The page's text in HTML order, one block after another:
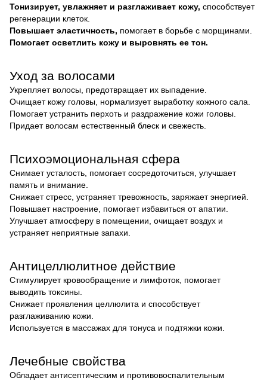
Тонизирует, увлажняет и разглаживает кожу, способствует
регенерации клеток.
Повышает эластичность, помогает в борьбе с морщинами.
Помогает осветлить кожу и выровнять ее тон.
Уход за волосами
Укрепляет волосы, предотвращает их выпадение.
Очищает кожу головы, нормализует выработку кожного сала.
Помогает устранить перхоть и раздражение кожи головы.
Придает волосам естественный блеск и свежесть.
Психоэмоциональная сфера
Снимает усталость, помогает сосредоточиться, улучшает
память и внимание.
Снижает стресс, устраняет тревожность, заряжает энергией.
Повышает настроение, помогает избавиться от апатии.
Улучшает атмосферу в помещении, очищает воздух и
устраняет неприятные запахи.
Антицеллюлитное действие
Стимулирует кровообращение и лимфоток, помогает
выводить токсины.
Снижает проявления целлюлита и способствует
разглаживанию кожи.
Используется в массажах для тонуса и подтяжки кожи.
Лечебные свойства
Обладает антисептическим и противовоспалительным